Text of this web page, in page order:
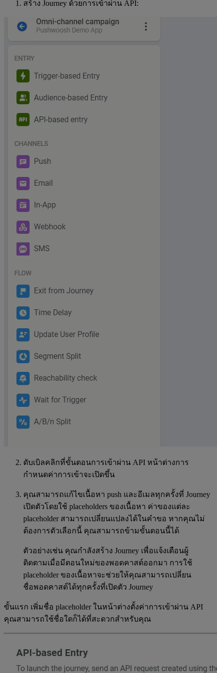
สร้าง Journey ด้วยการเข้าผ่าน API:
ดับเบิลคลิกที่ขั้นตอนการเข้าผ่าน API หน้าต่างการ
กำหนดค่าการเข้าจะเปิดขึ้น
คุณสามารถแก้ไขเนื้อหา push และอีเมลทุกครั้งที่ Journey
เปิดตัวโดยใช้ placeholders ของเนื้อหา ค่าของแต่ละ
placeholder สามารถเปลี่ยนแปลงได้ในคำขอ หากคุณไม่
ต้องการตัวเลือกนี้ คุณสามารถข้ามขั้นตอนนี้ได้
ตัวอย่างเช่น คุณกำลังสร้าง Journey เพื่อแจ้งเตือนผู้
ติดตามเมื่อมีตอนใหม่ของพอดคาสต์ออกมา การใช้
placeholder ของเนื้อหาจะช่วยให้คุณสามารถเปลี่ยน
ชื่อพอดคาสต์ได้ทุกครั้งที่เปิดตัว Journey
ขั้นแรก เพิ่มชื่อ placeholder ในหน้าต่างตั้งค่าการเข้าผ่าน API
คุณสามารถใช้ชื่อใดก็ได้ที่สะดวกสำหรับคุณ